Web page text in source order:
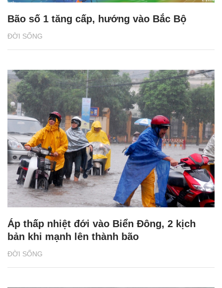
ĐỜI SỐNG
Bão số 1 tăng cấp, hướng vào Bắc Bộ
ĐỜI SỐNG
Áp thấp nhiệt đới vào Biển Đông, 2 kịch
bản khi mạnh lên thành bão